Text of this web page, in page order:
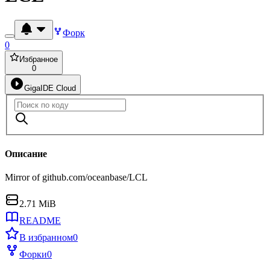
Форк
0
Избранное
0
GigaIDE Cloud
Описание
Mirror of github.com/oceanbase/LCL
2.71 MiB
README
В избранном0
Форки0